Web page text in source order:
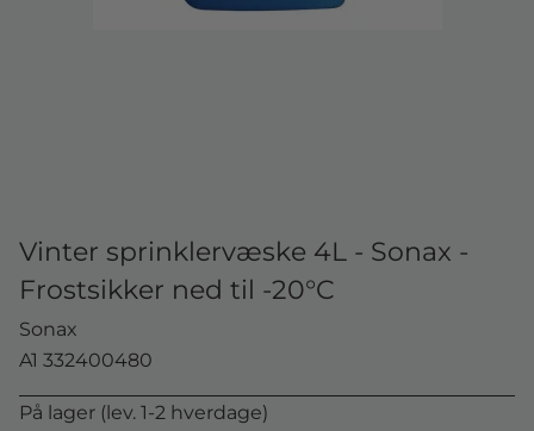
Vinter sprinklervæske 4L - Sonax -
Frostsikker ned til -20°C
Sonax
A1 332400480
På lager (lev. 1-2 hverdage)